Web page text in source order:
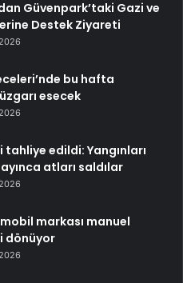
Güvenpark’taki Gazi ve
Destek Ziyareti
bu hafta
esecek
tahliye edildi: Yangınları
atları saldılar
markası manuel
dönüyor